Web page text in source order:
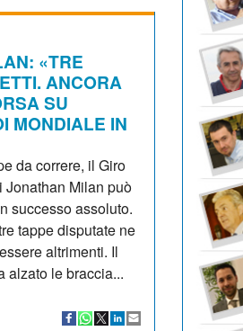
«TRE
ANCORA
SU
MONDIALE IN
da correre, il Giro
Milan può
successo assoluto.
tappe disputate ne
altrimenti. Il
alzato le braccia...